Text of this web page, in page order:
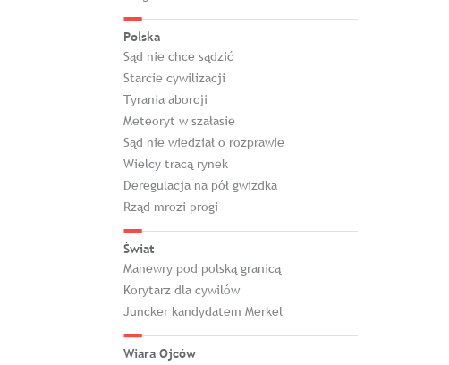
Polska
Sąd nie chce sądzić
Starcie cywilizacji
Tyrania aborcji
Meteoryt w szałasie
Sąd nie wiedział o rozprawie
Wielcy tracą rynek
Deregulacja na pół gwizdka
Rząd mrozi progi
Świat
Manewry pod polską granicą
Korytarz dla cywilów
Juncker kandydatem Merkel
Wiara Ojców